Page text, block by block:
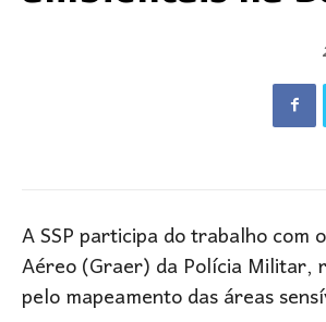
A SSP participa do trabalho com
Aéreo (Graer) da Polícia Militar,
pelo mapeamento das áreas